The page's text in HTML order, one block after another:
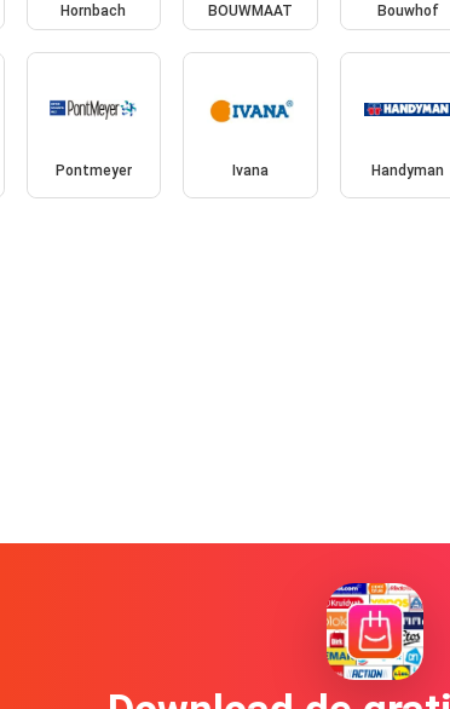
Hornbach BOUWMAAT Bouwhof
Pontmeyer Ivana Handyman